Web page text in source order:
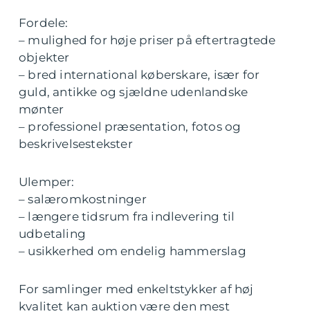
Fordele:
– mulighed for høje priser på eftertragtede
objekter
– bred international køberskare, især for
guld, antikke og sjældne udenlandske
mønter
– professionel præsentation, fotos og
beskrivelsestekster
Ulemper:
– salæromkostninger
– længere tidsrum fra indlevering til
udbetaling
– usikkerhed om endelig hammerslag
For samlinger med enkeltstykker af høj
kvalitet kan auktion være den mest